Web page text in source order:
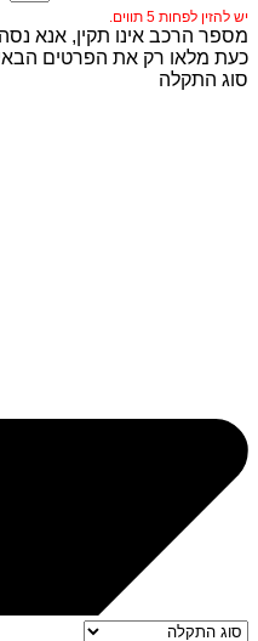
יש להזין לפחות 5 תווים.
מספר הרכב אינו תקין, אנא
כעת מלאו רק את הפרטים
סוג התקלה